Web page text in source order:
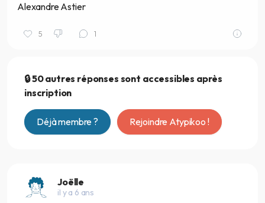
Alexandre Astier
5 1
🔒 50 autres réponses sont accessibles après
inscription
Déjà membre ? Rejoindre Atypikoo !
Joëlle
il y a 6 ans